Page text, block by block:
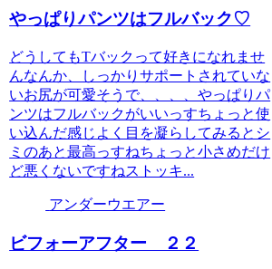
やっぱりパンツはフルバック♡
どうしてもTバックって好きになれませ
んなんか、しっかりサポートされていな
いお尻が可愛そうで、、、、やっぱりパ
ンツはフルバックがいいっすちょっと使
い込んだ感じよく目を凝らしてみるとシ
ミのあと最高っすねちょっと小さめだけ
ど悪くないですねストッキ...
アンダーウエアー
ビフォーアフター ２２